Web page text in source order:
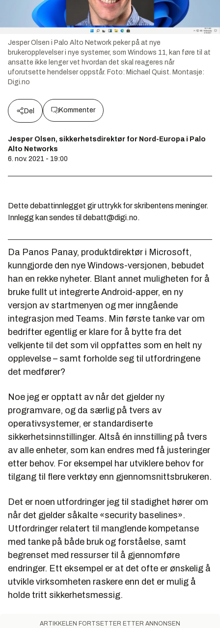
Jesper Olsen i Palo Alto Network peker på at nye
brukeropplevelser i nye systemer, som Windows 11, kan føre til at
ansatte ikke lenger vet hvordan det skal reageres når
uforutsette hendelser oppstår. Foto: Michael Quist. Montasje:
Digi.no
Del Kommenter
Jesper Olsen, sikkerhetsdirektør for Nord-Europa i Palo
Alto Networks
6. nov. 2021 - 19:00
Dette debattinnlegget gir uttrykk for skribentens meninger.
Innlegg kan sendes til debatt@digi.no.
Da Panos Panay, produktdirektør i Microsoft,
kunngjorde den nye Windows-versjonen, bebudet
han en rekke nyheter. Blant annet muligheten for å
bruke fullt ut integrerte Android-apper, en ny
versjon av startmenyen og mer inngående
integrasjon med Teams. Min første tanke var om
bedrifter egentlig er klare for å bytte fra det
velkjente til det som vil oppfattes som en helt ny
opplevelse – samt forholde seg til utfordringene
det medfører?
Noe jeg er opptatt av når det gjelder ny
programvare, og da særlig på tvers av
operativsystemer, er standardiserte
sikkerhetsinnstillinger. Altså én innstilling på tvers
av alle enheter, som kan endres med få justeringer
etter behov. For eksempel har utviklere behov for
tilgang til flere verktøy enn gjennomsnittsbrukeren.
Det er noen utfordringer jeg til stadighet hører om
når det gjelder såkalte «security baselines».
Utfordringer relatert til manglende kompetanse
med tanke på både bruk og forståelse, samt
begrenset med ressurser til å gjennomføre
endringer. Ett eksempel er at det ofte er ønskelig å
utvikle virksomheten raskere enn det er mulig å
holde tritt sikkerhetsmessig.
ARTIKKELEN FORTSETTER ETTER ANNONSEN